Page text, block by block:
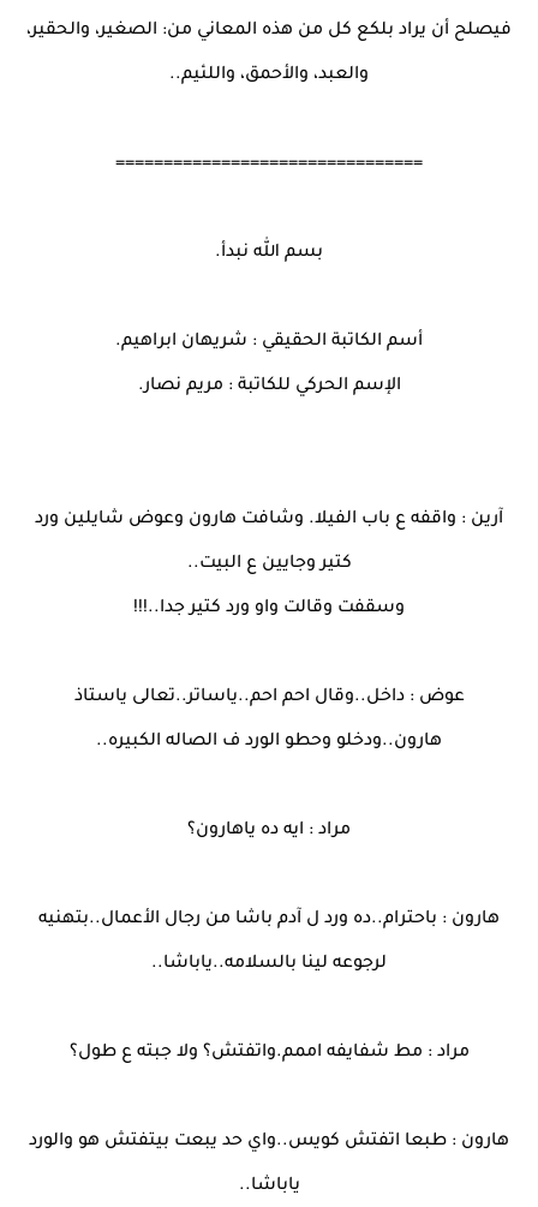
فيصلح أن يراد بلكع كل من هذه المعاني من: الصغير، والحقير،
والعبد، والأحمق، واللئيم..
================================
بسم الله نبدأ.
أسم الكاتبة الحقيقي : شريهان ابراهيم.
الإسم الحركي للكاتبة : مريم نصار.
آرين : واقفه ع باب الفيلا. وشافت هارون وعوض شايلين ورد
كتير وجايين ع البيت..
وسقفت وقالت واو ورد كتير جدا..!!!
عوض : داخل..وقال احم احم..ياساتر..تعالى ياستاذ
هارون..ودخلو وحطو الورد ف الصاله الكبيره..
مراد : ايه ده ياهارون؟
هارون : باحترام..ده ورد ل آدم باشا من رجال الأعمال..بتهنيه
لرجوعه لينا بالسلامه..ياباشا..
مراد : مط شفايفه اممم.واتفتش؟ ولا جبته ع طول؟
هارون : طبعا اتفتش كويس..واي حد يبعت بيتفتش هو والورد
ياباشا..